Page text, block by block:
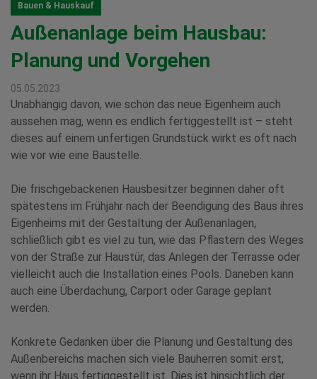
Bauen & Hauskauf
Außenanlage beim Hausbau:
Planung und Vorgehen
05.05.2023
Unabhängig davon, wie schön das neue Eigenheim auch
aussehen mag, wenn es endlich fertiggestellt ist – steht
dieses auf einem unfertigen Grundstück wirkt es oft nach
wie vor wie eine Baustelle.
Die frischgebackenen Hausbesitzer beginnen daher oft
spätestens im Frühjahr nach der Beendigung des Baus ihres
Eigenheims mit der Gestaltung der Außenanlagen,
schließlich gibt es viel zu tun, wie das Pflastern des Weges
von der Straße zur Haustür, das Anlegen der Terrasse oder
vielleicht auch die Installation eines Pools. Daneben kann
auch eine Überdachung, Carport oder Garage geplant
werden.
Konkrete Gedanken über die Planung und Gestaltung des
Außenbereichs machen sich viele Bauherren somit erst,
wenn ihr Haus fertiggestellt ist. Dies ist hinsichtlich der